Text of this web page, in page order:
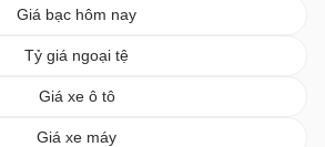
Giá bạc hôm nay
Tỷ giá ngoại tệ
Giá xe ô tô
Giá xe máy